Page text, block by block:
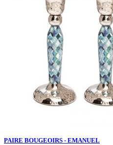
PAIRE BOUGEOIRS - EMANUEL